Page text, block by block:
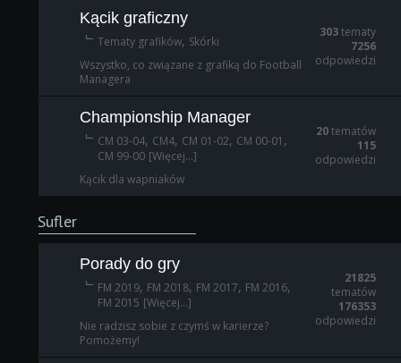
Kącik graficzny
Tematy grafików, Skórki
Wszystko, co związane z grafiką do Football
Managera
303tematy
7256
odpowiedzi
Championship Manager
CM 03-04, CM4, CM 01-02, CM 00-01 ,
CM 99-00 [Więcej...]
Kącik dla wapniaków
20tematów
115
odpowiedzi
Sufler
Porady do gry
FM 2019, FM 2018, FM 2017, FM 2016,
FM 2015 [Więcej...]
Nie radzisz sobie z czymś w karierze?
Pomożemy!
21825
tematów
176353
odpowiedzi